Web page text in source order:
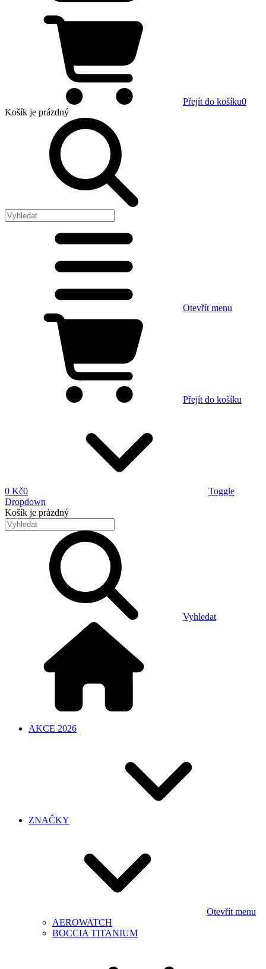
Přejít do košíku0
Košík je prázdný
Otevřít menu
Přejít do košíku
0 Kč0
Toggle
Dropdown
Košík je prázdný
Vyhledat
AKCE 2026
ZNAČKY
Otevřít menu
AEROWATCH
BOCCIA TITANIUM